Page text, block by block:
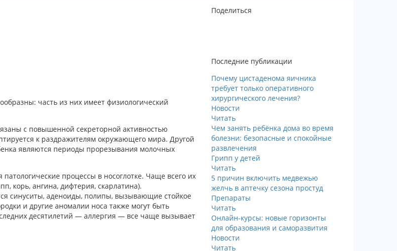
часть из них имеет физиологический
с повышенной секреторной активностью
к раздражителям окружающего мира. Другой
являются периоды прорезывания молочных
процессы в носоглотке. Чаще всего их
корь, ангина, дифтерия, скарлатина).
синуситы, аденоиды, полипы, вызывающие стойкое
и другие аномалии носа также могут быть
десятилетий — аллергия — все чаще вызывает
Поделиться
Последние публикации
Почему цистаденома яичника
требует только оперативного
хирургического лечения?
Новости
Читать
Чем занять ребёнка дома во время
болезни: безопасные и спокойные
развлечения
Грипп у детей
Читать
5 причин включить медвежью
желчь в аптечку сезона простуд
Препараты
Читать
Онлайн-курсы: новые горизонты
для образования и саморазвития
Новости
Читать